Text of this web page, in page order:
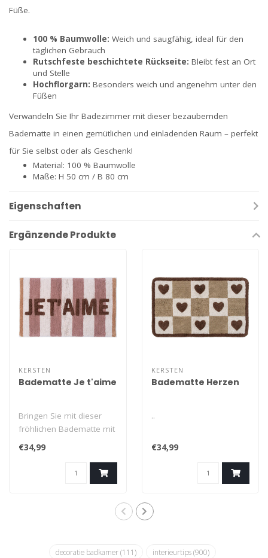
Füße.
100 % Baumwolle: Weich und saugfähig, ideal für den
täglichen Gebrauch
Rutschfeste beschichtete Rückseite: Bleibt fest an Ort
und Stelle
Hochflorgarn: Besonders weich und angenehm unter den
Füßen
Verwandeln Sie Ihr Badezimmer mit dieser bezaubernden
Badematte in einen gemütlichen und einladenden Raum – perfekt
für Sie selbst oder als Geschenk!
Material: 100 % Baumwolle
Maße: H 50 cm / B 80 cm
Eigenschaften
Ergänzende Produkte
KERSTEN
Badematte Je t'aime
Bringen Sie mit dieser
fröhlichen Badematte mit
der Aufschrift „Je t'aime“ ..
€34,99
KERSTEN
Badematte Herzen
..
€34,99
decoratie badkamer(111) interieurtips(900)